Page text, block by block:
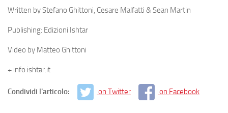
Written by Stefano Ghittoni, Cesare Malfatti & Sean Martin
Publishing: Edizioni Ishtar
Video by Matteo Ghittoni
+ info ishtar.it
Condividi l'articolo: on Twitter on Facebook